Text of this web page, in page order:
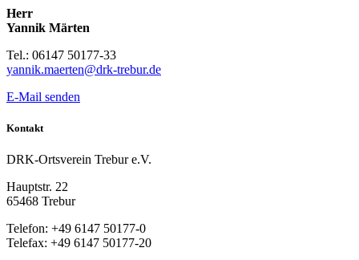
Herr
Yannik Märten
Tel.: 06147 50177-33
yannik.maerten@drk-trebur.de
E-Mail senden
Kontakt
DRK-Ortsverein Trebur e.V.
Hauptstr. 22
65468 Trebur
Telefon: +49 6147 50177-0
Telefax: +49 6147 50177-20